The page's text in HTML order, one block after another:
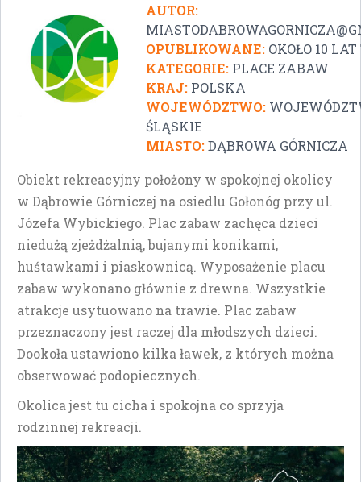
AUTOR:
OPUBLIKOWANE: OKOŁO 10
KATEGORIE: PLACE ZABAW
KRAJ: POLSKA
WOJEWÓDZTWO:
ŚLĄSKIE
MIASTO:DĄBROWA GÓRNICZA
Obiekt rekreacyjny położony w spokojnej okolicy
w Dąbrowie Górniczej na osiedlu Gołonóg przy ul.
Józefa Wybickiego. Plac zabaw zachęca dzieci
niedużą zjeżdżalnią, bujanymi konikami,
huśtawkami i piaskownicą. Wyposażenie placu
zabaw wykonano głównie z drewna. Wszystkie
atrakcje usytuowano na trawie. Plac zabaw
przeznaczony jest raczej dla młodszych dzieci.
Dookoła ustawiono kilka ławek, z których można
obserwować podopiecznych.
Okolica jest tu cicha i spokojna co sprzyja
rodzinnej rekreacji.